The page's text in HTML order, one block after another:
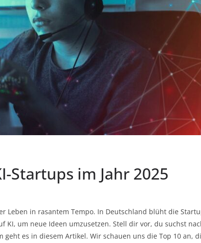
Startups im Jahr 2025
Leben in rasantem Tempo. In Deutschland blüht die
KI, um neue Ideen umzusetzen. Stell dir vor, du suchst
es in diesem Artikel. Wir schauen uns die Top 10 an,